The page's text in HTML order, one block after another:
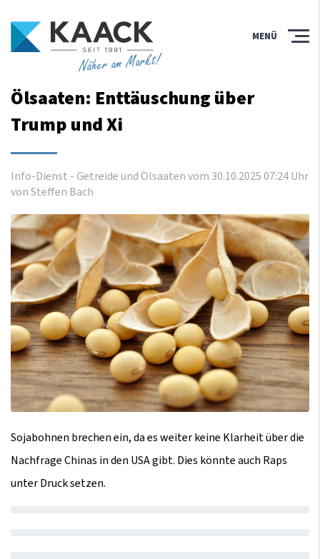
Näher am Markt!
MENÜ
Ölsaaten: Enttäuschung über
Trump und Xi
Info-Dienst - Getreide und Ölsaaten vom 30.10.202507:24Uhr
von Steffen Bach
Sojabohnen brechen ein, da es weiter keine Klarheit über die
Nachfrage Chinas in den USA gibt. Dies könnte auch Raps
unter Druck setzen.